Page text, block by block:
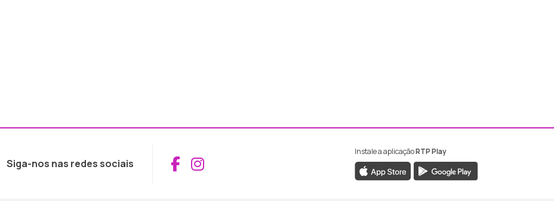
Siga-nos nas redes sociais Aceder ao Facebook da RTP Madeira
Aceder ao Instagram da RTP Madeira
Instale a aplicaçãoRTP Play